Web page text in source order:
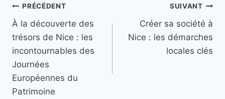
Navigation
de
l’article
PRÉCÉDENT
À la découverte des
trésors de Nice : les
incontournables des
Journées
Européennes du
Patrimoine
SUIVANT
Créer sa société à
Nice : les démarches
locales clés